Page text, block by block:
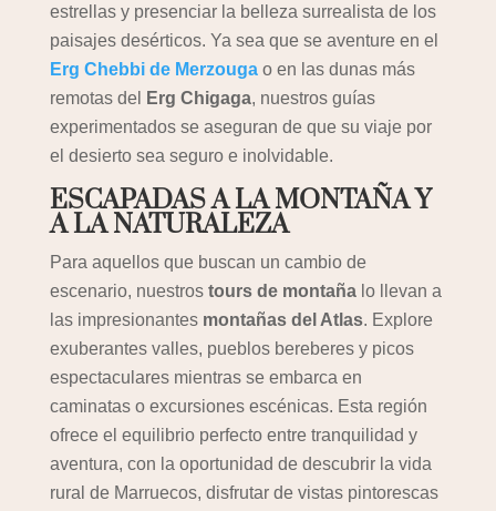
estrellas y presenciar la belleza surrealista de los
paisajes desérticos. Ya sea que se aventure en el
Erg Chebbi de Merzougao en las dunas más
remotas del
Erg Chigaga, nuestros guías
experimentados se aseguran de que su viaje por
el desierto sea seguro e inolvidable.
ESCAPADAS A LA MONTAÑA Y
A LA NATURALEZA
Para aquellos que buscan un cambio de
escenario, nuestros tours de montañalo llevan a
las impresionantes montañas del Atlas. Explore
exuberantes valles, pueblos bereberes y picos
espectaculares mientras se embarca en
caminatas o excursiones escénicas. Esta región
ofrece el equilibrio perfecto entre tranquilidad y
aventura, con la oportunidad de descubrir la vida
rural de Marruecos, disfrutar de vistas pintorescas